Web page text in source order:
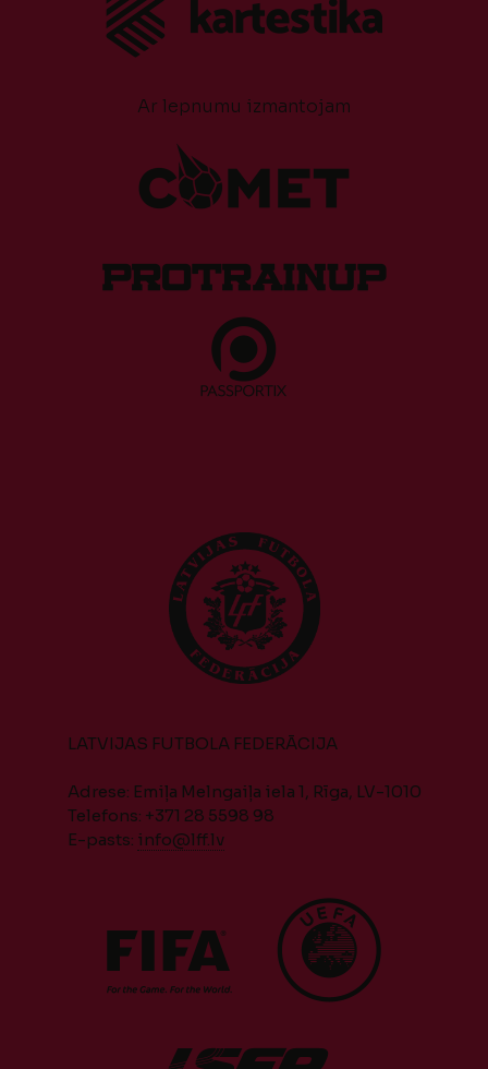
Ar lepnumu izmantojam
LATVIJAS FUTBOLA FEDERĀCIJA
Adrese: Emiļa Melngaiļa iela 1, Rīga, LV-1010
Telefons: +371 28 5598 98
E-pasts: info@lff.lv